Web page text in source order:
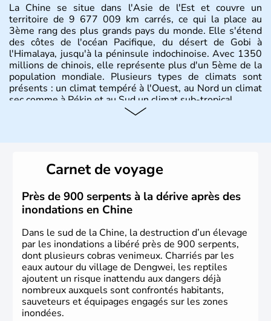
La Chine se situe dans l'Asie de l'Est et couvre un
territoire de 9 677 009 km carrés, ce qui la place au
3ème rang des plus grands pays du monde. Elle s'étend
des côtes de l'océan Pacifique, du désert de Gobi à
l'Himalaya, jusqu'à la péninsule indochinoise. Avec 1350
millions de chinois, elle représente plus d'un 5ème de la
population mondiale. Plusieurs types de climats sont
présents : un climat tempéré à l'Ouest, au Nord un climat
sec comme à Pékin et au Sud un climat sub-tropical.
dynasties. La dynastie Qing a été la dernière à régner
jusqu'aux guerres de l'opium lorsque la Chine s'est
constituée comme nation et a retrouvé son indépendance
en 1945. Illustre pays en matière d'inventions avant-
gardistes, la Chine a été la première utilisatrice du papier,
de l'imprimerie à caractères mobiles, de la boussole et de
la poudre à canon.
Carnet de voyage
Près de 900 serpents à la dérive après des
inondations en Chine
Dans le sud de la Chine, la destruction d’un élevage
par les inondations a libéré près de 900 serpents,
dont plusieurs cobras venimeux. Charriés par les
eaux autour du village de Dengwei, les reptiles
ajoutent un risque inattendu aux dangers déjà
nombreux auxquels sont confrontés habitants,
sauveteurs et équipages engagés sur les zones
inondées.